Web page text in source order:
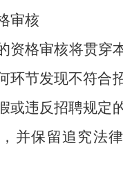
审核
资格审核将贯穿
环节发现不符合
或违反招聘规定
并保留追究法